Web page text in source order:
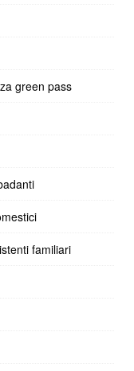
green pass
familiari